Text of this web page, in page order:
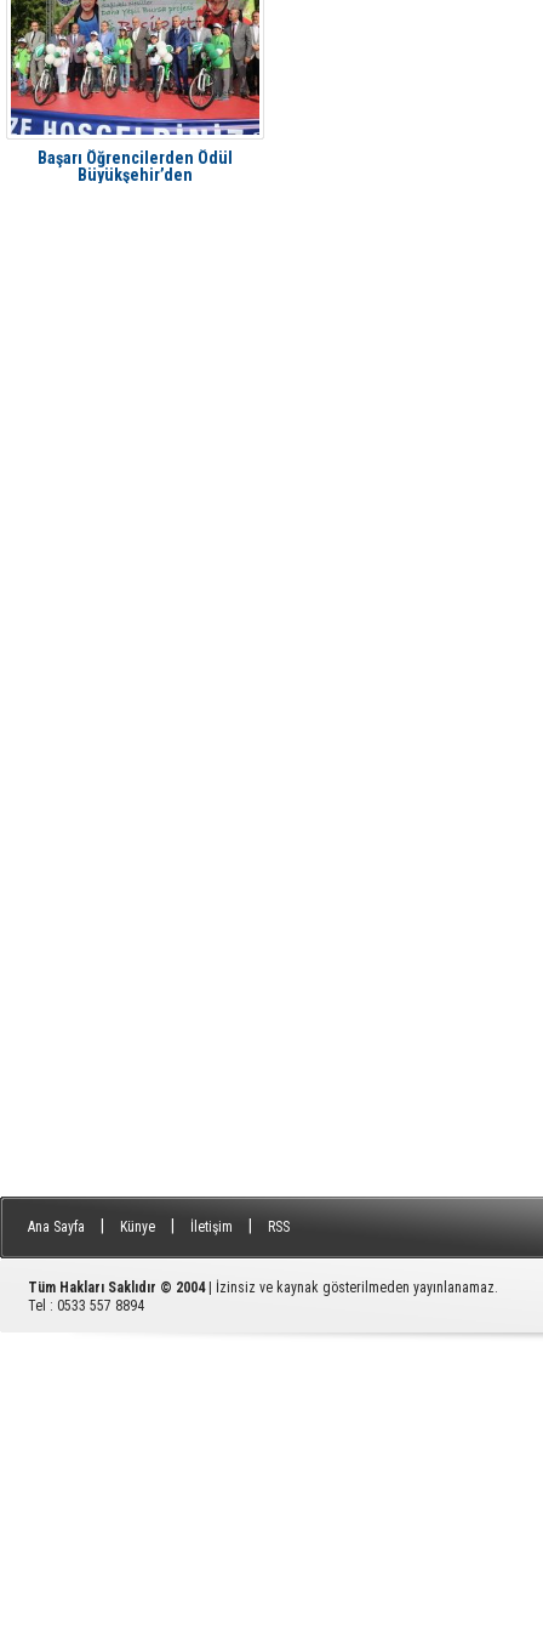
Başarı Öğrencilerden Ödül
Büyükşehir’den
Ana Sayfa Künye İletişim RSS
Tüm Hakları Saklıdır © 2004
| İzinsiz ve kaynak gösterilmeden yayınlanamaz.
Tel : 0533 557 8894